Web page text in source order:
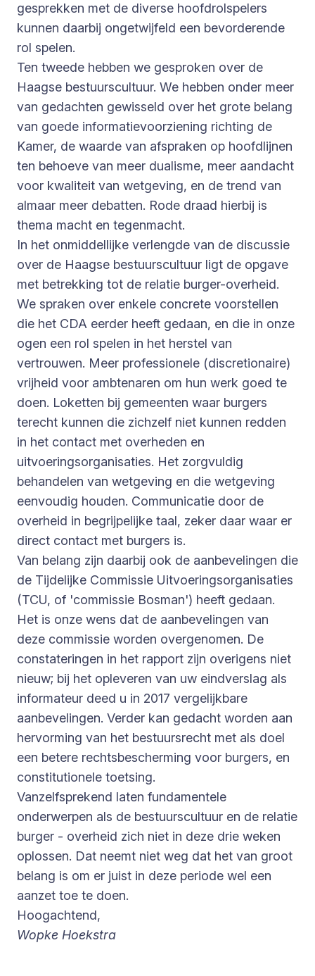
gesprekken met de diverse hoofdrolspelers
kunnen daarbij ongetwijfeld een bevorderende
rol spelen.
Ten tweede hebben we gesproken over de
Haagse bestuurscultuur. We hebben onder meer
van gedachten gewisseld over het grote belang
van goede informatievoorziening richting de
Kamer, de waarde van afspraken op hoofdlijnen
ten behoeve van meer dualisme, meer aandacht
voor kwaliteit van wetgeving, en de trend van
almaar meer debatten. Rode draad hierbij is
thema macht en tegenmacht.
In het onmiddellijke verlengde van de discussie
over de Haagse bestuurscultuur ligt de opgave
met betrekking tot de relatie burger-overheid.
We spraken over enkele concrete voorstellen
die het CDA eerder heeft gedaan, en die in onze
ogen een rol spelen in het herstel van
vertrouwen. Meer professionele (discretionaire)
vrijheid voor ambtenaren om hun werk goed te
doen. Loketten bij gemeenten waar burgers
terecht kunnen die zichzelf niet kunnen redden
in het contact met overheden en
uitvoeringsorganisaties. Het zorgvuldig
behandelen van wetgeving en die wetgeving
eenvoudig houden. Communicatie door de
overheid in begrijpelijke taal, zeker daar waar er
direct contact met burgers is.
Van belang zijn daarbij ook de aanbevelingen die
de Tijdelijke Commissie Uitvoeringsorganisaties
(TCU, of 'commissie Bosman') heeft gedaan.
Het is onze wens dat de aanbevelingen van
deze commissie worden overgenomen. De
constateringen in het rapport zijn overigens niet
nieuw; bij het opleveren van uw eindverslag als
informateur deed u in 2017 vergelijkbare
aanbevelingen. Verder kan gedacht worden aan
hervorming van het bestuursrecht met als doel
een betere rechtsbescherming voor burgers, en
constitutionele toetsing.
Vanzelfsprekend laten fundamentele
onderwerpen als de bestuurscultuur en de relatie
burger - overheid zich niet in deze drie weken
oplossen. Dat neemt niet weg dat het van groot
belang is om er juist in deze periode wel een
aanzet toe te doen.
Hoogachtend,
Wopke Hoekstra